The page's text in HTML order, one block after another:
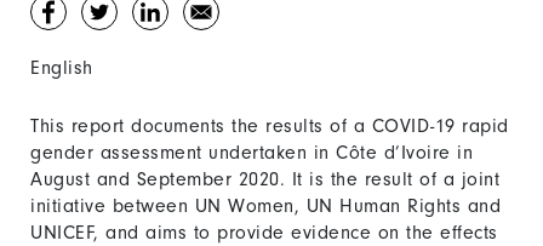
English
This report documents the results of a COVID-19 rapid
gender assessment undertaken in Côte d’Ivoire in
August and September 2020. It is the result of a joint
initiative between UN Women, UN Human Rights and
UNICEF, and aims to provide evidence on the effects